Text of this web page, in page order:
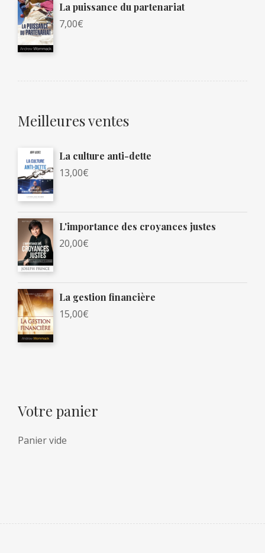
La puissance du partenariat
7,00€
Meilleures ventes
La culture anti-dette
13,00€
L'importance des croyances justes
20,00€
La gestion financière
15,00€
Votre panier
Panier vide